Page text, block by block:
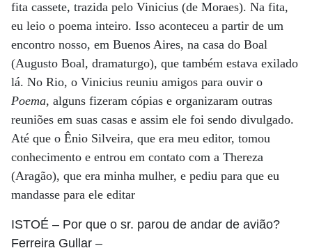
fita cassete, trazida pelo Vinicius (de Moraes). Na fita,
eu leio o poema inteiro. Isso aconteceu a partir de um
encontro nosso, em Buenos Aires, na casa do Boal
(Augusto Boal, dramaturgo), que também estava exilado
lá. No Rio, o Vinicius reuniu amigos para ouvir o
Poema, alguns fizeram cópias e organizaram outras
reuniões em suas casas e assim ele foi sendo divulgado.
Até que o Ênio Silveira, que era meu editor, tomou
conhecimento e entrou em contato com a Thereza
(Aragão), que era minha mulher, e pediu para que eu
mandasse para ele editar
ISTOÉ – Por que o sr. parou de andar de avião?
Ferreira Gullar –